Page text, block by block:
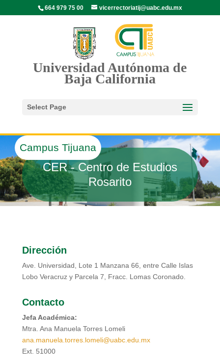
664 979 75 00 vicerrectoriatij@uabc.edu.mx
Universidad Autónoma de
Baja California
Select Page
Campus Tijuana
CER - Centro de Estudios
Rosarito
Dirección
Ave. Universidad, Lote 1 Manzana 66, entre Calle Islas
Lobo Veracruz y Parcela 7, Fracc. Lomas Coronado.
Contacto
Jefa Académica:
Mtra. Ana Manuela Torres Lomeli
ana.manuela.torres.lomeli@uabc.edu.mx
Ext. 51000